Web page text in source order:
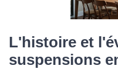
L'histoire et
suspensions